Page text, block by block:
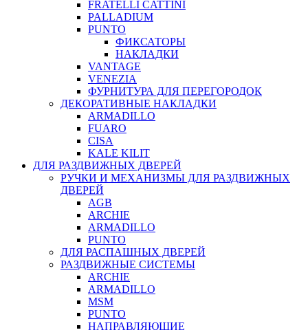
FRATELLI CATTINI
PALLADIUM
PUNTO
ФИКСАТОРЫ
НАКЛАДКИ
VANTAGE
VENEZIA
ФУРНИТУРА ДЛЯ ПЕРЕГОРОДОК
ДЕКОРАТИВНЫЕ НАКЛАДКИ
ARMADILLO
FUARO
CISA
KALE KILIT
ДЛЯ РАЗДВИЖНЫХ ДВЕРЕЙ
РУЧКИ И МЕХАНИЗМЫ ДЛЯ РАЗДВИЖНЫХ
ДВЕРЕЙ
AGB
ARCHIE
ARMADILLO
PUNTO
ДЛЯ РАСПАШНЫХ ДВЕРЕЙ
РАЗДВИЖНЫЕ СИСТЕМЫ
ARCHIE
ARMADILLO
MSM
PUNTO
НАПРАВЛЯЮЩИЕ